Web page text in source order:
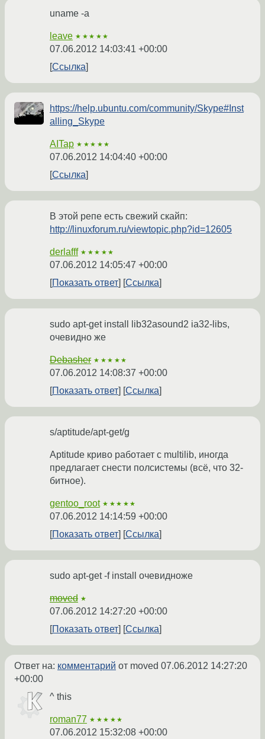
uname -a
leave ★★★★★
07.06.2012 14:03:41 +00:00
Ссылка
https://help.ubuntu.com/community/Skype#Inst
alling_Skype
AITap ★★★★★
07.06.2012 14:04:40 +00:00
Ссылка
В этой репе есть свежий скайп:
http://linuxforum.ru/viewtopic.php?id=12605
derlafff ★★★★★
07.06.2012 14:05:47 +00:00
Показать ответ
Ссылка
sudo apt-get install lib32asound2 ia32-libs,
очевидно же
Debasher ★★★★★
07.06.2012 14:08:37 +00:00
Показать ответ
Ссылка
s/aptitude/apt-get/g
Aptitude криво работает с multilib, иногда
предлагает снести полсистемы (всё, что 32-
битное).
gentoo_root ★★★★★
07.06.2012 14:14:59 +00:00
Показать ответ
Ссылка
sudo apt-get -f install очевидноже
moved ★
07.06.2012 14:27:20 +00:00
Показать ответ
Ссылка
Ответ на: комментарий от moved 07.06.2012 14:27:20
+00:00
^ this
roman77 ★★★★★
07.06.2012 15:32:08 +00:00